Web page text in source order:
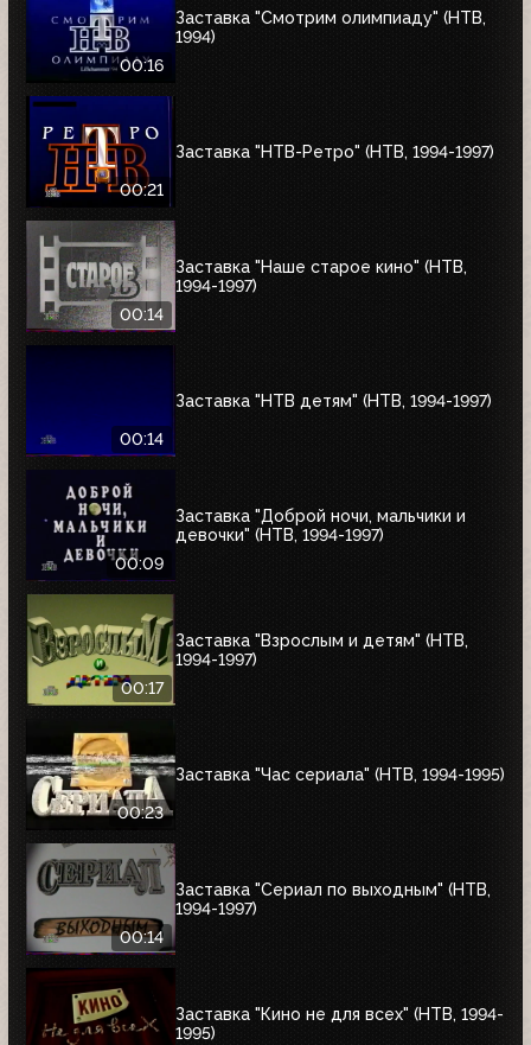
00:16
Заставка "Смотрим олимпиаду" (НТВ,
1994)
00:21
Заставка "НТВ-Ретро" (НТВ, 1994-1997)
00:14
Заставка "Наше старое кино" (НТВ,
1994-1997)
00:14
Заставка "НТВ детям" (НТВ, 1994-1997)
00:09
Заставка "Доброй ночи, мальчики и
девочки" (НТВ, 1994-1997)
00:17
Заставка "Взрослым и детям" (НТВ,
1994-1997)
00:23
Заставка "Час сериала" (НТВ, 1994-1995)
00:14
Заставка "Сериал по выходным" (НТВ,
1994-1997)
Заставка "Кино не для всех" (НТВ, 1994-
1995)